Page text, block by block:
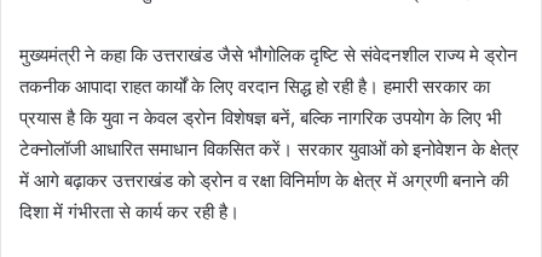
मुख्यमंत्री ने कहा कि उत्तराखंड जैसे भौगोलिक दृष्टि से संवेदनशील राज्य मे ड्रोन
तकनीक आपादा राहत कार्यों के लिए वरदान सिद्ध हो रही है। हमारी सरकार का
प्रयास है कि युवा न केवल ड्रोन विशेषज्ञ बनें, बल्कि नागरिक उपयोग के लिए भी
टेक्नोलॉजी आधारित समाधान विकसित करें। सरकार युवाओं को इनोवेशन के क्षेत्र
में आगे बढ़ाकर उत्तराखंड को ड्रोन व रक्षा विनिर्माण के क्षेत्र में अग्रणी बनाने की
दिशा में गंभीरता से कार्य कर रही है।